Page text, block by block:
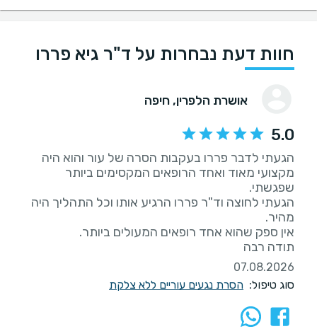
חוות דעת נבחרות על ד"ר גיא פררו
אושרת הלפרין, חיפה
5.0
הגעתי לדבר פררו בעקבות הסרה של עור והוא היה
מקצועי מאוד ואחד הרופאים המקסימים ביותר
הגעתי לחוצה וד"ר פררו הרגיע אותו וכל התהליך היה
תודה רבה
07.08.2026
סוג טיפול: הסרת נגעים עוריים ללא צלקת